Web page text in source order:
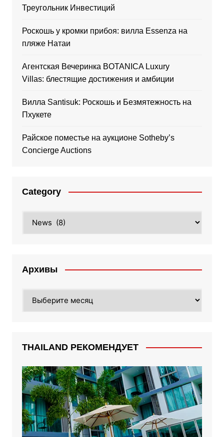
Треугольник Инвестиций
Роскошь у кромки прибоя: вилла Essenza на
пляже Натаи
Агентская Вечеринка BOTANICA Luxury
Villas: блестящие достижения и амбиции
Вилла Santisuk: Роскошь и Безмятежность на
Пхукете
Райское поместье на аукционе Sotheby’s
Concierge Auctions
Category
Архивы
THAILAND РЕКОМЕНДУЕТ